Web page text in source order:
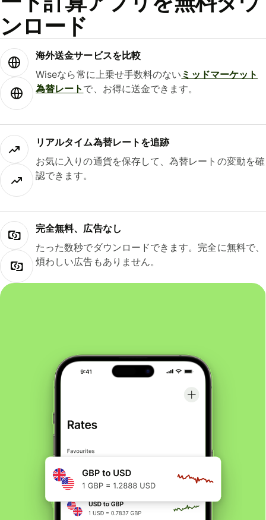
ンロード
海外送金サービスを比較
Wiseなら常に上乗せ手数料のない ミッドマーケット
為替レート で、お得に送金できます。
リアルタイム為替レートを追跡
お気に入りの通貨を保存して、為替レートの変動を確
認できます。
完全無料、広告なし
たった数秒でダウンロードできます。完全に無料で、
煩わしい広告もありません。